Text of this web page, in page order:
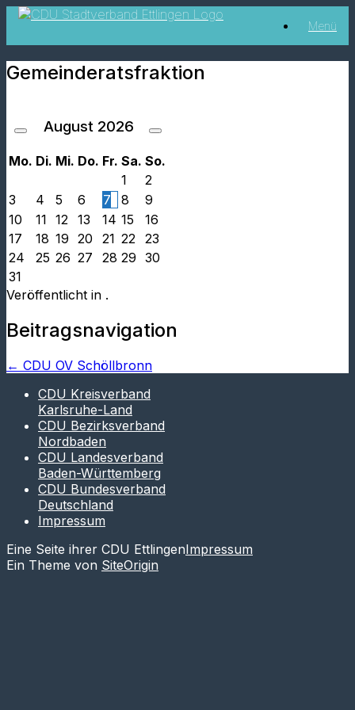
Zum
springen
Menü
Gemeinderatsfraktion
August 2026
Mo. Di. Mi. Do. Fr. Sa. So.
1
2
3
4 5 6 7 8
9
10
11 12 13 14 15
16
17
18 19 20 21 22
23
24
25 26 27 28 29 30
31
Veröffentlicht in .
Beitragsnavigation
← CDU OV Schöllbronn
CDU Kreisverband
Karlsruhe-Land
CDU Bezirksverband
Nordbaden
CDU Landesverband
Baden-Württemberg
CDU Bundesverband
Deutschland
Impressum
Eine Seite ihrer CDU EttlingenImpressum
Ein Theme von SiteOrigin